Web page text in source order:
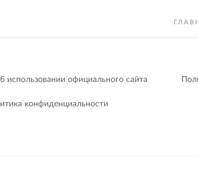
использовании официального сайта
конфиденциальности